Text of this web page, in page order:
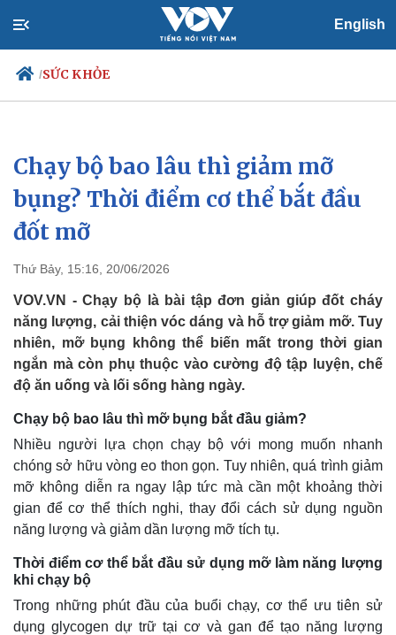
English
/SỨC KHỎE
Chính trị
Tổ chức nhân sự
Quốc hội
Xã hội
Tin 24h
Dự báo thời tiết
Chạy bộ bao lâu thì giảm mỡ
bụng? Thời điểm cơ thể bắt đầu
đốt mỡ
Thứ Bảy, 15:16, 20/06/2026
VOV.VN - Chạy bộ là bài tập đơn giản giúp đốt cháy
năng lượng, cải thiện vóc dáng và hỗ trợ giảm mỡ. Tuy
nhiên, mỡ bụng không thể biến mất trong thời gian
ngắn mà còn phụ thuộc vào cường độ tập luyện, chế
độ ăn uống và lối sống hàng ngày.
Chạy bộ bao lâu thì mỡ bụng bắt đầu giảm?
Nhiều người lựa chọn chạy bộ với mong muốn nhanh
chóng sở hữu vòng eo thon gọn. Tuy nhiên, quá trình giảm
mỡ không diễn ra ngay lập tức mà cần một khoảng thời
gian để cơ thể thích nghi, thay đổi cách sử dụng nguồn
năng lượng và giảm dần lượng mỡ tích tụ.
Thời điểm cơ thể bắt đầu sử dụng mỡ làm năng lượng
khi chạy bộ
Trong những phút đầu của buổi chạy, cơ thể ưu tiên sử
dụng glycogen dự trữ tại cơ và gan để tạo năng lượng